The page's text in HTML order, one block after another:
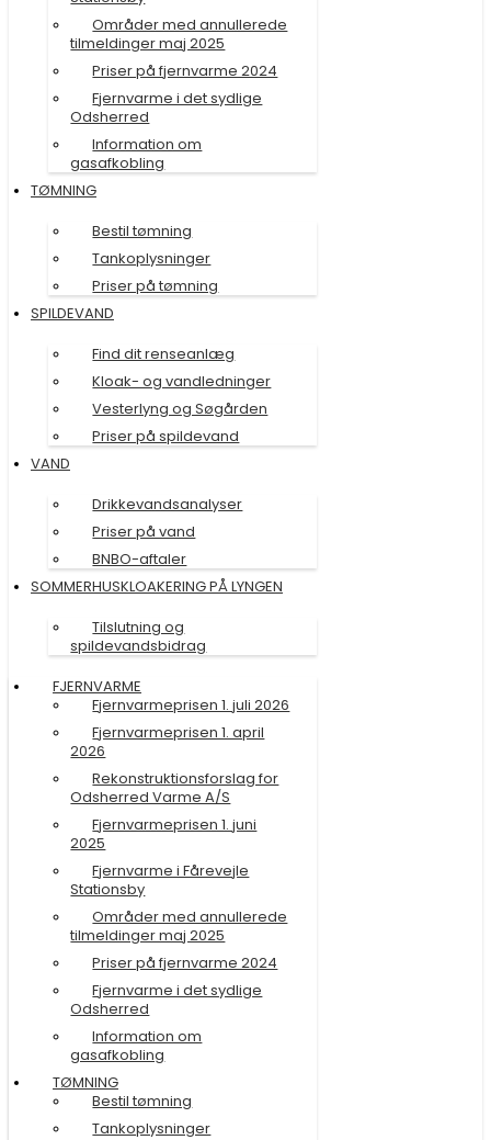
Områder med annullerede
tilmeldinger maj 2025
Priser på fjernvarme 2024
Fjernvarme i det sydlige
Odsherred
Information om
gasafkobling
TØMNING
Bestil tømning
Tankoplysninger
Priser på tømning
SPILDEVAND
Find dit renseanlæg
Kloak- og vandledninger
Vesterlyng og Søgården
Priser på spildevand
VAND
Drikkevandsanalyser
Priser på vand
BNBO-aftaler
SOMMERHUSKLOAKERING PÅ LYNGEN
Tilslutning og
spildevandsbidrag
FJERNVARME
Fjernvarmeprisen 1. juli 2026
Fjernvarmeprisen 1. april
2026
Rekonstruktionsforslag for
Odsherred Varme A/S
Fjernvarmeprisen 1. juni
2025
Fjernvarme i Fårevejle
Stationsby
Områder med annullerede
tilmeldinger maj 2025
Priser på fjernvarme 2024
Fjernvarme i det sydlige
Odsherred
Information om
gasafkobling
TØMNING
Bestil tømning
Tankoplysninger